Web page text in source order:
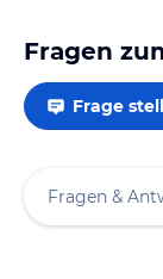
Fragen
Frage